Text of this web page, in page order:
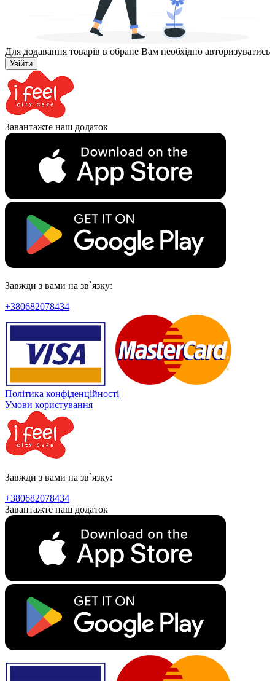
Для додавання товарів в обране Вам необхідно авторизуватись
Увійти
Завантажте наш додаток
Завжди з вами на зв`язку:
+380682078434
Політика конфіденційності
Умови користування
Завжди з вами на зв`язку:
+380682078434
Завантажте наш додаток